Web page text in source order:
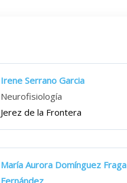
Irene Serrano Garcia
Neurofisiología
Jerez de la Frontera
María Aurora Domínguez Fraga
Fernández